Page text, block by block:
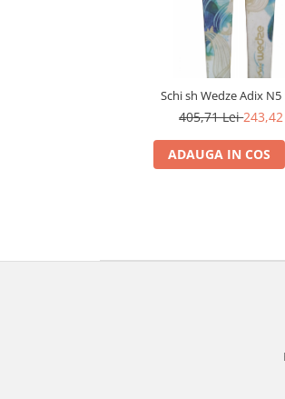
Schi sh Wedze Adix N5
405,71 Lei
ADAUGA IN COS